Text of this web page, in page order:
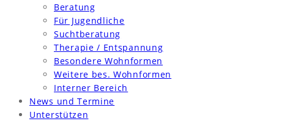
Beratung
Für Jugendliche
Suchtberatung
Therapie / Entspannung
Besondere Wohnformen
Weitere bes. Wohnformen
Interner Bereich
News und Termine
Unterstützen